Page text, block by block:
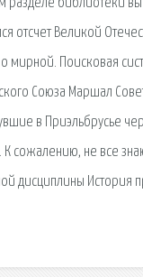
библиотеки
отсчет Великой
Поисковая
Союза Маршал
в Приэльбрусье
не все
дисциплины История